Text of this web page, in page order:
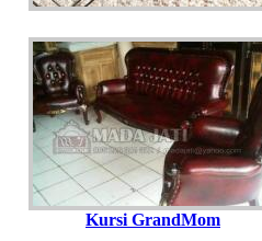
Kursi GrandMom